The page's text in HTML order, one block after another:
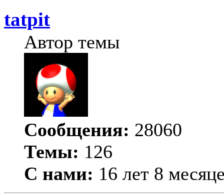
tatpit
Автор темы
Сообщения: 28060
Темы: 126
С нами: 16 лет 8